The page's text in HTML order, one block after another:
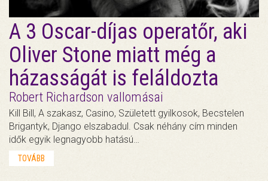
A 3 Oscar-díjas operatőr, aki
Oliver Stone miatt még a
házasságát is feláldozta
Robert Richardson vallomásai
Kill Bill, A szakasz, Casino, Született gyilkosok, Becstelen
Brigantyk, Django elszabadul. Csak néhány cím minden
idők egyik legnagyobb hatású…
TOVÁBB